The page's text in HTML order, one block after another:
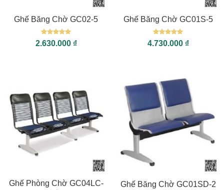
Ghế Băng Chờ GC02-5
Được xếp
hạng55
2.630.000 ₫
Ghế Băng Chờ GC01S-5
Được xếp
hạng55
4.730.000 ₫
Ghế Phòng Chờ GC04LC-
Ghế Băng Chờ GC01SD-2